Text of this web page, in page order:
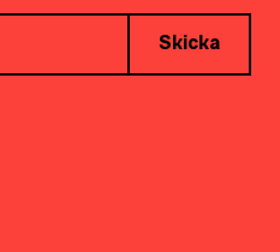
Skicka